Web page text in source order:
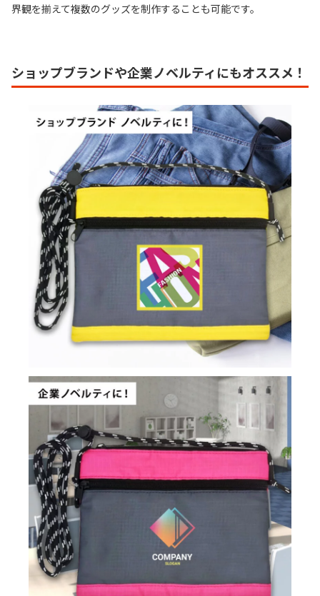
界観を揃えて複数のグッズを制作することも可能です。
ショップブランドや企業ノベルティにもオススメ！